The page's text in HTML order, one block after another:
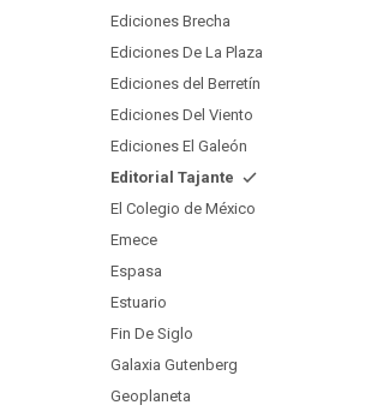
Ediciones Brecha
Ediciones De La Plaza
Ediciones del Berretín
Ediciones Del Viento
Ediciones El Galeón
Editorial Tajante
El Colegio de México
Emece
Espasa
Estuario
Fin De Siglo
Galaxia Gutenberg
Geoplaneta